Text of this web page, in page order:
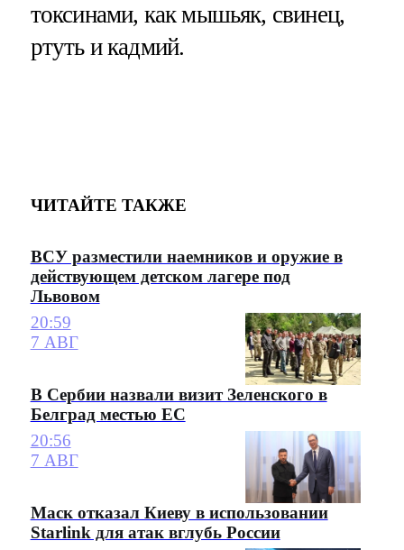
токсинами, как мышьяк, свинец,
ртуть и кадмий.
ЧИТАЙТЕ ТАКЖЕ
ВСУ разместили наемников и оружие в
действующем детском лагере под
Львовом
20:59
7 АВГ
В Сербии назвали визит Зеленского в
Белград местью ЕС
20:56
7 АВГ
Маск отказал Киеву в использовании
Starlink для атак вглубь России